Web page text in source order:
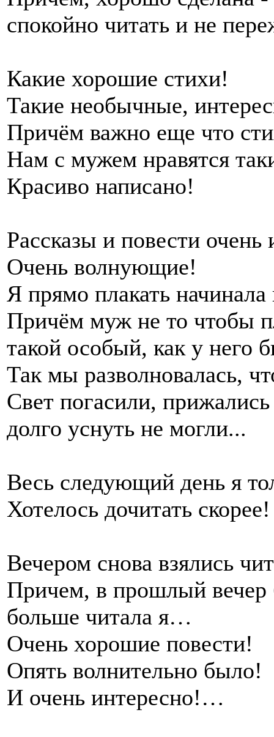
спокойно читать и не
Какие хорошие стихи!
Такие необычные,
Причём важно еще что
Нам с мужем нравятся
Красиво написано!
Рассказы и повести очень
Очень волнующие!
Я прямо плакать начинала
Причём муж не то чтобы
такой особый, как у него
Так мы разволновалась,
Свет погасили,
долго уснуть не могли...
Весь следующий день я
Хотелось дочитать скорее!
Вечером снова взялись
Причем, в прошлый вечер
больше читала я…
Очень хорошие повести!
Опять волнительно было!
И очень интересно!…